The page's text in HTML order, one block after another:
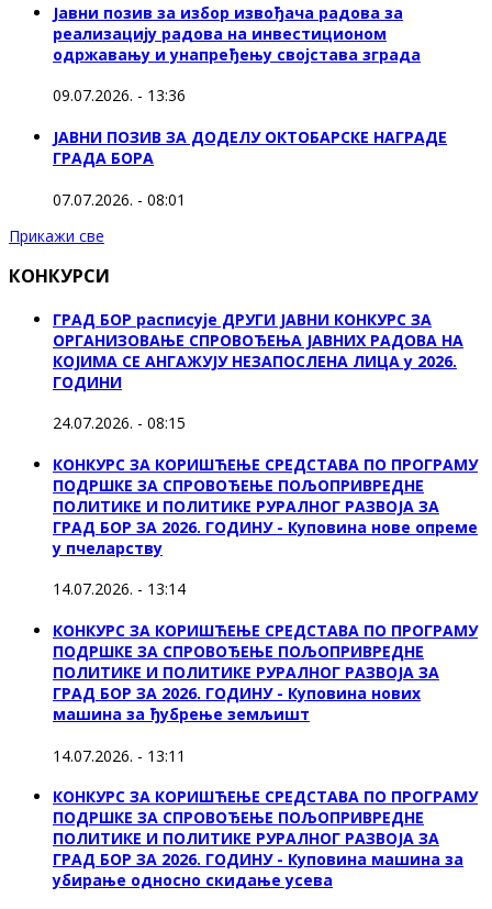
Јавни позив за избор извођача радова за
реализацију радова на инвестиционом
одржавању и унапређењу својстава зграда
09.07.2026. - 13:36
ЈАВНИ ПОЗИВ ЗА ДОДЕЛУ ОКТOБАРСКЕ НАГРАДЕ
ГРАДА БОРА
07.07.2026. - 08:01
Прикажи све
КОНКУРСИ
ГРАД БОР расписује ДРУГИ ЈАВНИ КОНКУРС ЗА
ОРГАНИЗОВАЊЕ СПРОВОЂЕЊА ЈАВНИХ РАДОВА НА
КОЈИМА СЕ АНГАЖУЈУ НЕЗАПОСЛЕНА ЛИЦА у 2026.
ГОДИНИ
24.07.2026. - 08:15
КОНКУРС ЗА КОРИШЋЕЊЕ СРЕДСТАВА ПО ПРОГРАМУ
ПОДРШКЕ ЗА СПРОВОЂЕЊЕ ПОЉОПРИВРЕДНЕ
ПОЛИТИКЕ И ПОЛИТИКЕ РУРАЛНОГ РАЗВОЈА ЗА
ГРАД БОР ЗА 2026. ГОДИНУ - Куповина нове опреме
у пчеларству
14.07.2026. - 13:14
КОНКУРС ЗА КОРИШЋЕЊЕ СРЕДСТАВА ПО ПРОГРАМУ
ПОДРШКЕ ЗА СПРОВОЂЕЊЕ ПОЉОПРИВРЕДНЕ
ПОЛИТИКЕ И ПОЛИТИКЕ РУРАЛНОГ РАЗВОЈА ЗА
ГРАД БОР ЗА 2026. ГОДИНУ - Куповина нових
машина за ђубрење земљишт
14.07.2026. - 13:11
КОНКУРС ЗА КОРИШЋЕЊЕ СРЕДСТАВА ПО ПРОГРАМУ
ПОДРШКЕ ЗА СПРОВОЂЕЊЕ ПОЉОПРИВРЕДНЕ
ПОЛИТИКЕ И ПОЛИТИКЕ РУРАЛНОГ РАЗВОЈА ЗА
ГРАД БОР ЗА 2026. ГОДИНУ - Куповинa машина за
убирање односно скидање усева